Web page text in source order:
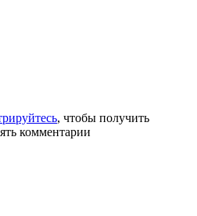
, чтобы получить
комментарии